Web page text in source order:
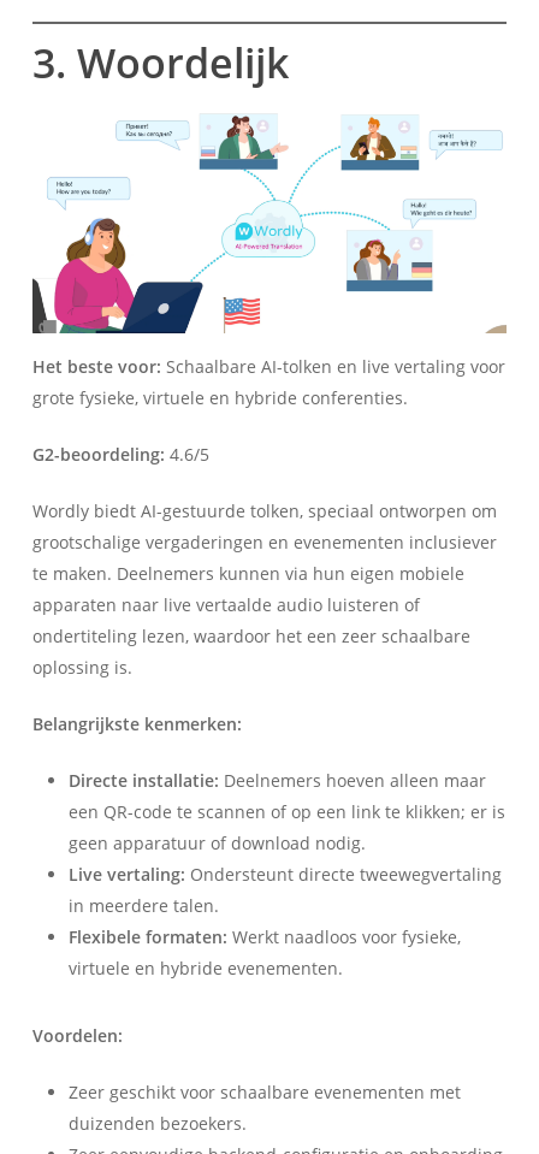
3. Woordelijk
Het beste voor: Schaalbare AI-tolken en live vertaling voor
grote fysieke, virtuele en hybride conferenties.
G2-beoordeling: 4.6/5
Wordly biedt AI-gestuurde tolken, speciaal ontworpen om
grootschalige vergaderingen en evenementen inclusiever
te maken. Deelnemers kunnen via hun eigen mobiele
apparaten naar live vertaalde audio luisteren of
ondertiteling lezen, waardoor het een zeer schaalbare
oplossing is.
Belangrijkste kenmerken:
Directe installatie: Deelnemers hoeven alleen maar
een QR-code te scannen of op een link te klikken; er is
geen apparatuur of download nodig.
Live vertaling: Ondersteunt directe tweewegvertaling
in meerdere talen.
Flexibele formaten: Werkt naadloos voor fysieke,
virtuele en hybride evenementen.
Voordelen:
Zeer geschikt voor schaalbare evenementen met
duizenden bezoekers.